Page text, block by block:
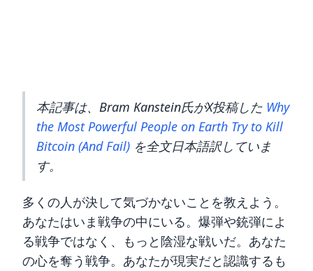
本記事は、Bram Kanstein氏がX投稿した Why
the Most Powerful People on Earth Try to Kill
Bitcoin (And Fail) を全文日本語訳していま
す。
多くの人が決して気づかないことを教えよう。
あなたはいま戦争の中にいる。爆弾や銃弾によ
る戦争ではなく、もっと陰湿な戦いだ。あなた
の心を奪う戦争。あなたが現実だと認識するも